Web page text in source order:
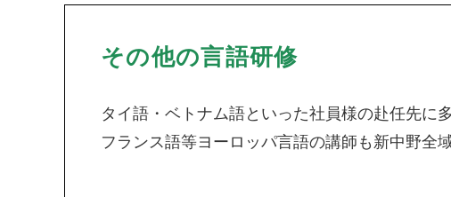
その他の言語研修
タイ語・ベトナム語といった社員様の赴任先に
フランス語等ヨーロッパ言語の講師も新中野全